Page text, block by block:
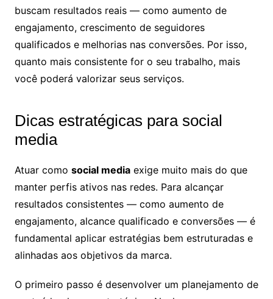
buscam resultados reais — como aumento de
engajamento, crescimento de seguidores
qualificados e melhorias nas conversões. Por isso,
quanto mais consistente for o seu trabalho, mais
você poderá valorizar seus serviços.
Dicas estratégicas para social
media
Atuar como social mediaexige muito mais do que
manter perfis ativos nas redes. Para alcançar
resultados consistentes — como aumento de
engajamento, alcance qualificado e conversões — é
fundamental aplicar estratégias bem estruturadas e
alinhadas aos objetivos da marca.
O primeiro passo é desenvolver um planejamento de